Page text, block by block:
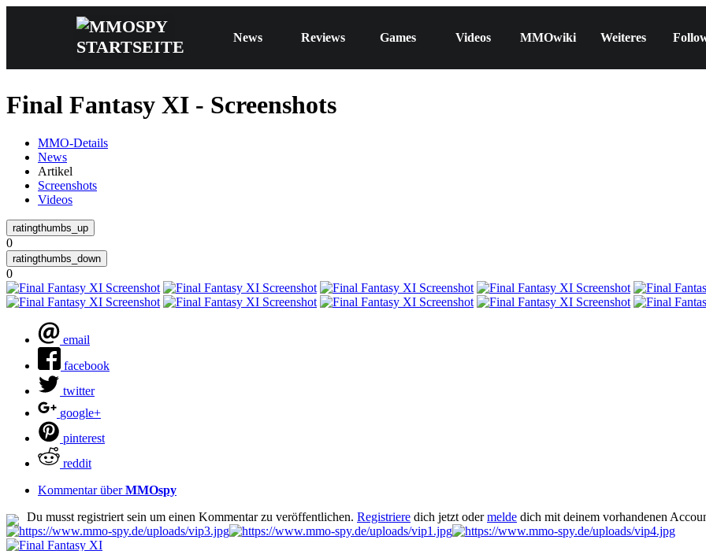
News Reviews Games Videos MMOwiki Weiteres
Final Fantasy XI - Screenshots
MMO-Details
News
Artikel
Screenshots
Videos
0
0
email
facebook
twitter
google+
pinterest
reddit
Kommentar überMMOspy
Du musst registriert sein um einen Kommentar zu veröffentlichen. Registriere dich jetzt odermelde dich mit deinem vorhandenen